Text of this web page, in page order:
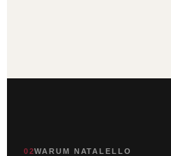
02WARUM NATALELLO